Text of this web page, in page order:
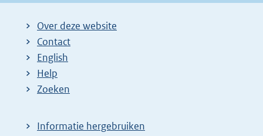
Over deze website
Contact
English
Help
Zoeken
Informatie hergebruiken